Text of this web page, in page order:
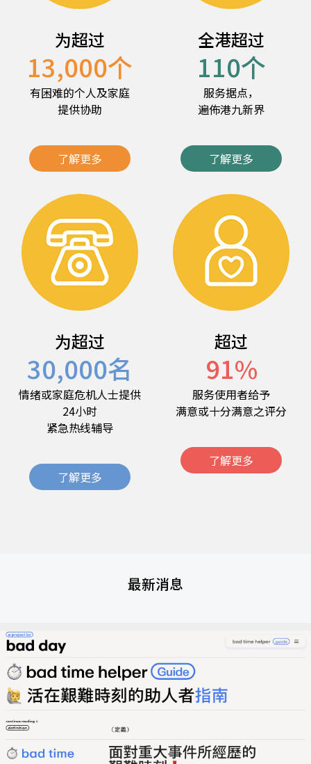
为超过
13,000个
有困难的个人及家庭
提供协助
了解更多
全港超过
110个
服务据点，
遍佈港九新界
了解更多
为超过
30,000名
情绪或家庭危机人士提供
24小时
紧急热线辅导
了解更多
超过
91%
服务使用者给予
满意或十分满意之评分
了解更多
最新消息